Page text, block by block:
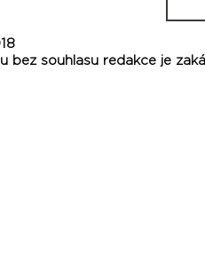
bez souhlasu redakce je